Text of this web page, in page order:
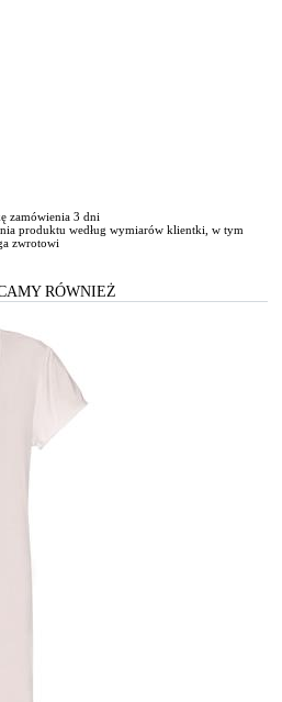
zamówienia 3 dni
produktu według wymiarów klientki, w tym
zwrotowi
RÓWNIEŻ